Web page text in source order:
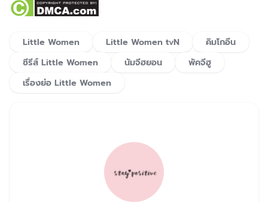
Little Women Little Women tvN
คิมโกอึน
ซีรีส์ Little Women
นัมจีฮยอน
พัคจีฮู
เรื่องย่อ Little Women